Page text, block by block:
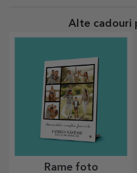
Alte cadouri
Rame foto